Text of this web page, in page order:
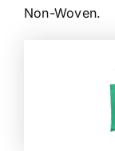
Non-Woven.